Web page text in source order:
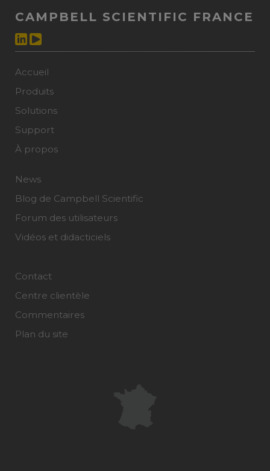
CAMPBELL SCIENTIFIC FRANCE
Accueil
Produits
Solutions
Support
À propos
News
Blog de Campbell Scientific
Forum des utilisateurs
Vidéos et didacticiels
Contact
Centre clientèle
Commentaires
Plan du site